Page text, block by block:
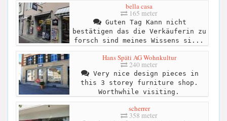
bella casa
165 meter
Guten Tag Kann nicht
bestätigen das die Verkäuferin zu
forsch sind meines Wissens si...
Hans Späti AG Wohnkultur
240 meter
Very nice design pieces in
this 3 storey furniture shop.
Worthwhile visiting.
scherrer
358 meter